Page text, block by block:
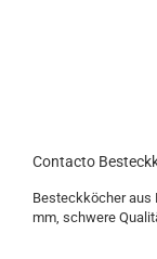
Contacto
Besteckköcher aus
mm, schwere